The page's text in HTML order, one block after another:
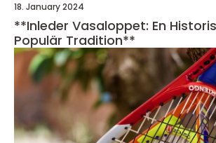
18. January 2024
**Inleder Vasaloppet: En
Populär Tradition**